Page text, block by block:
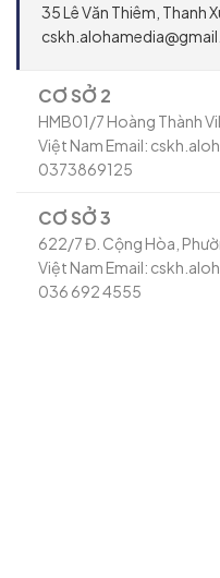
35 Lê Văn Thiêm, Thanh
CƠ SỞ 2
HMB01/7 Hoàng Thành
Việt Nam Email:
0373869125
CƠ SỞ 3
622/7 Đ. Cộng Hòa,
Việt Nam Email:
036 692 4555